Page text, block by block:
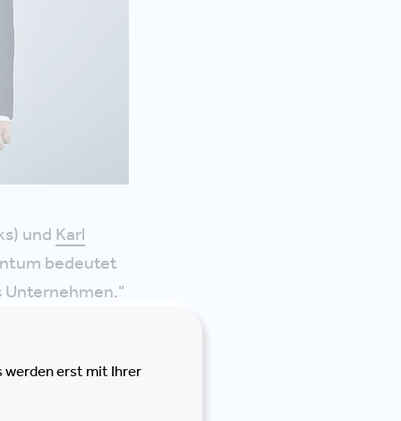
und Karl
bedeutet
Unternehmen."
werden erst mit Ihrer